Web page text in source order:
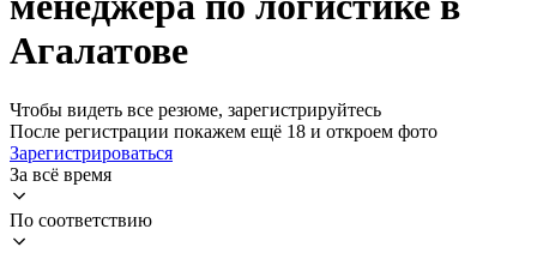
Агалатове
Чтобы видеть все резюме, зарегистрируйтесь
После регистрации покажем ещё 18 и откроем фото
Зарегистрироваться
За всё время
По соответствию